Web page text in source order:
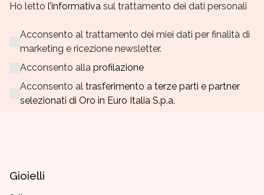
Ho letto l’informativa sul trattamento dei dati personali
Acconsento al trattamento dei miei dati per finalità di
marketing e ricezione newsletter.
Acconsento alla profilazione
Acconsento al trasferimento a terze parti e partner
selezionati di Oro in Euro Italia S.p.a.
Gioielli